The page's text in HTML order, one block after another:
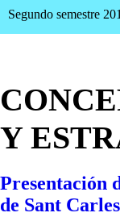
Segundo semestre
Y
Presentación
de Sant